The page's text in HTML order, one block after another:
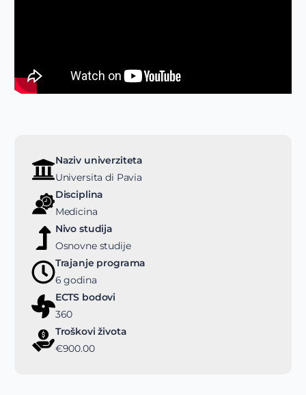
Naziv univerziteta
Universita di Pavia
Disciplina
Medicina
Nivo studija
Osnovne studije
Trajanje programa
6 godina
ECTS bodovi
360
Troškovi života
€900.00